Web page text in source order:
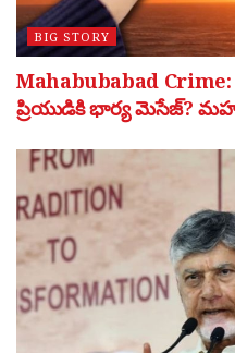
BIG STORY
Mahabubabad Crime:
ప్రియుడికి భార్య మెసేజ్?